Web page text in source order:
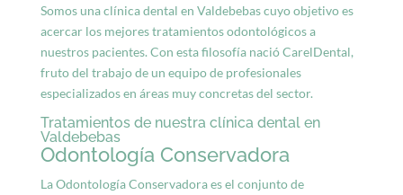
Somos una clínica dental en Valdebebas cuyo objetivo es
acercar los mejores tratamientos odontológicos a
nuestros pacientes. Con esta filosofía nació CarelDental,
fruto del trabajo de un equipo de profesionales
especializados en áreas muy concretas del sector.
Tratamientos de nuestra clínica dental en
Valdebebas
Odontología Conservadora
La Odontología Conservadora es el conjunto de